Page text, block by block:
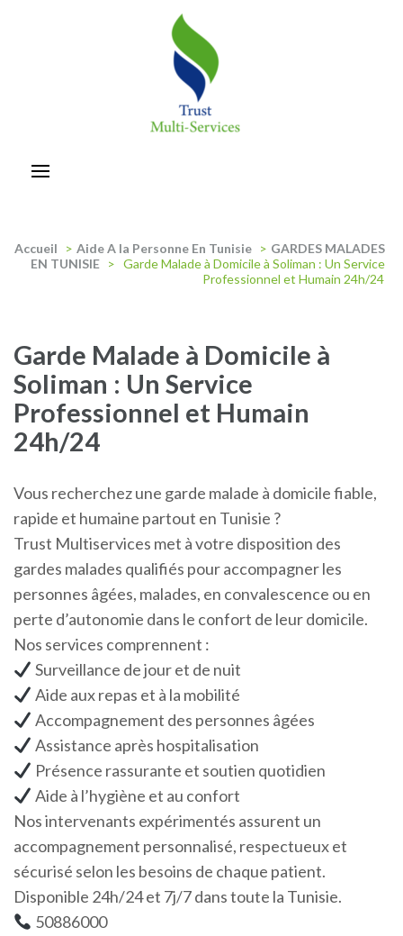
Accueil > Aide A la Personne En Tunisie > GARDES MALADES
EN TUNISIE > Garde Malade à Domicile à Soliman : Un Service
Professionnel et Humain 24h/24
Garde Malade à Domicile à
Soliman : Un Service
Professionnel et Humain
24h/24
Vous recherchez une garde malade à domicile fiable,
rapide et humaine partout en Tunisie ?
Trust Multiservices met à votre disposition des
gardes malades qualifiés pour accompagner les
personnes âgées, malades, en convalescence ou en
perte d’autonomie dans le confort de leur domicile.
Nos services comprennent :
Surveillance de jour et de nuit
Aide aux repas et à la mobilité
Accompagnement des personnes âgées
Assistance après hospitalisation
Présence rassurante et soutien quotidien
Aide à l’hygiène et au confort
Nos intervenants expérimentés assurent un
accompagnement personnalisé, respectueux et
sécurisé selon les besoins de chaque patient.
Disponible 24h/24 et 7j/7 dans toute la Tunisie.
50886000